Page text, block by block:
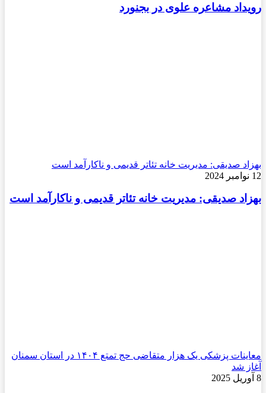
رویداد مشاعره علوی در بجنورد
بهزاد صدیقی: مدیریت خانه تئاتر قدیمی و ناکارآمد است
12 نوامبر 2024
بهزاد صدیقی: مدیریت خانه تئاتر قدیمی و ناکارآمد است
معاینات پزشکی یک هزار متقاضی حج تمتع ۱۴۰۴ در استان سمنان
آغاز شد
8 آوریل 2025